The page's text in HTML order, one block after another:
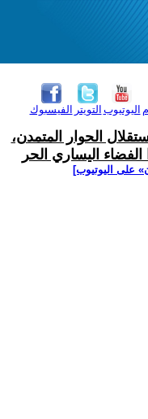
الفيسبوك التويتر اليوتيوب
الحوار المتمدن،
اليساري الحر
على اليوتيوب]